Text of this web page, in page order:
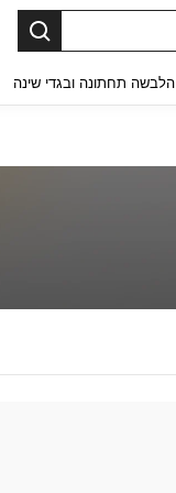
הלבשה תחתונה ובגדי שינה